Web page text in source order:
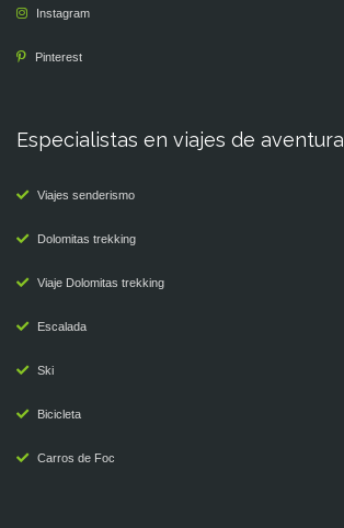
Instagram
Pinterest
Especialistas en viajes de aventura
Viajes senderismo
Dolomitas trekking
Viaje Dolomitas trekking
Escalada
Ski
Bicicleta
Carros de Foc